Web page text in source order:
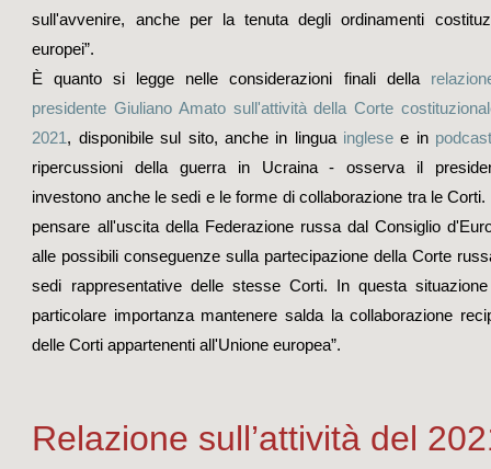
sull'avvenire, anche per la tenuta degli ordinamenti
europei”.
È quanto si legge nelle considerazioni finali della
presidente Giuliano Amato sull'attività della Corte
2021, disponibile sul sito, anche in lingua inglese e in
ripercussioni della guerra in Ucraina - osserva il
investono anche le sedi e le forme di collaborazione tra le Corti.
pensare all'uscita della Federazione russa dal Consiglio
alle possibili conseguenze sulla partecipazione della Corte
sedi rappresentative delle stesse Corti. In questa
particolare importanza mantenere salda la collaborazione
delle Corti appartenenti all'Unione europea”.
Relazione sull’attività del